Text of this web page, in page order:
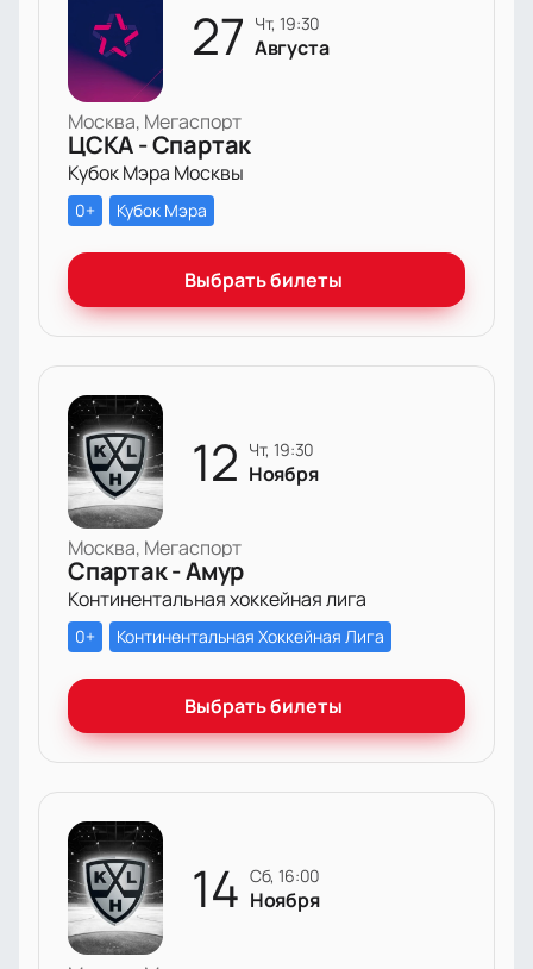
27 чт, 19:30
Августа
Москва, Мегаспорт
ЦСКА - Спартак
Кубок Мэра Москвы
0+ Кубок Мэра
Выбрать билеты
12 чт, 19:30
Ноября
Москва, Мегаспорт
Спартак - Амур
Континентальная хоккейная лига
0+ Континентальная Хоккейная Лига
Выбрать билеты
14 сб, 16:00
Ноября